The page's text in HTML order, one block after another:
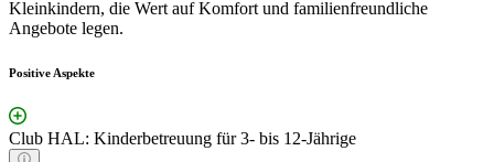
Kleinkindern, die Wert auf Komfort und familienfreundliche
Angebote legen.
Positive Aspekte
Club HAL: Kinderbetreuung für 3- bis 12-Jährige